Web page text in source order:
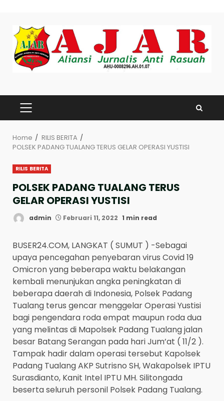
content
PRIMARY
MENU
Home
RILIS BERITA
POLSEK PADANG TUALANG TERUS GELAR OPERASI YUSTISI
RILIS BERITA
POLSEK PADANG TUALANG TERUS
GELAR OPERASI YUSTISI
admin Februari 11, 2022 1 min read
BUSER24.COM, LANGKAT ( SUMUT ) -Sebagai
upaya pencegahan penyebaran virus Covid 19
Omicron yang beberapa waktu belakangan
kembali menunjukan angka peningkatan di
beberapa daerah di Indonesia, Polsek Padang
Tualang terus gencar menggelar Operasi Yustisi
bagi pengendara roda empat maupun roda dua
yang melintas di Mapolsek Padang Tualang jalan
besar Batang Serangan pada hari Jum’at ( 11/2 ).
Tampak hadir dalam operasi tersebut Kapolsek
Padang Tualang AKP Sutrisno SH, Wakapolsek IPTU
Surasdianto, Kanit Intel IPTU MH. Silitongada
beserta seluruh personil Polsek Padang Tualang.